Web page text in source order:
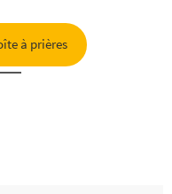
à prières